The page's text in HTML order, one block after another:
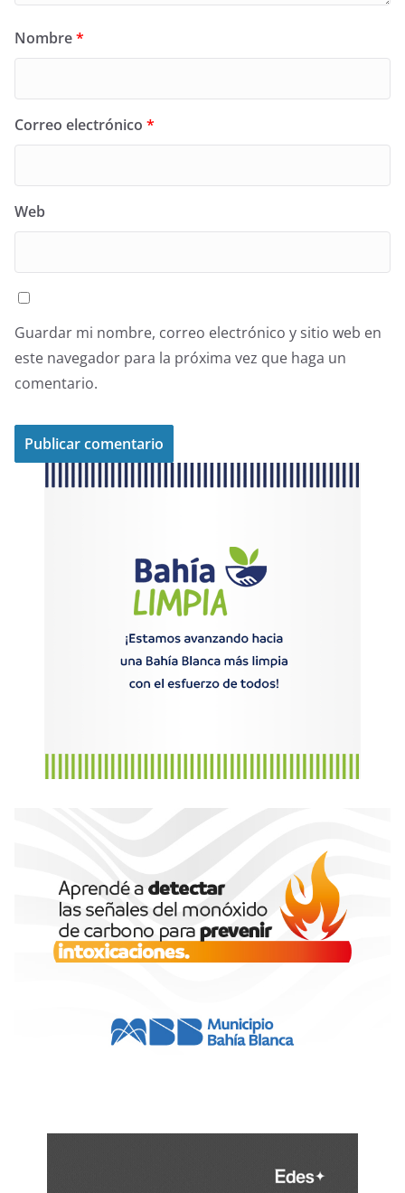
Nombre*
Correo electrónico *
Web
Guardar mi nombre, correo electrónico y sitio web en
este navegador para la próxima vez que haga un
comentario.